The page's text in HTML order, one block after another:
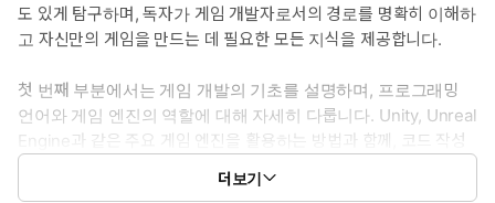
도 있게 탐구하며, 독자가 게임 개발자로서의 경로를 명확히 이해하
고 자신만의 게임을 만드는 데 필요한 모든 지식을 제공합니다.
첫 번째 부분에서는 게임 개발의 기초를 설명하며, 프로그래밍
언어와 게임 엔진의 역할에 대해 자세히 다룹니다. Unity, Unreal
Engine과 같은 주요 게임 엔진을 활용하는 방법과 함께, 코드 작성
의 기본 원리를 학습할 수 있습니다. 이 과정에서 독자는 실용적인
예제와 함께 직접 코드를 작성해 보며 이해도를 높일 수 있습니다.
더보기